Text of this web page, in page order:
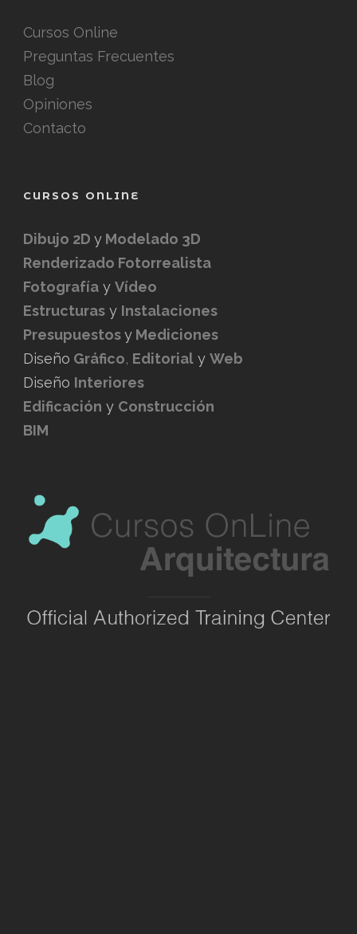
Cursos Online
Preguntas Frecuentes
Blog
Opiniones
Contacto
CURSOS ONLINE
Dibujo 2D y Modelado 3D
Renderizado Fotorrealista
Fotografía y Vídeo
Estructuras y Instalaciones
Presupuestosy Mediciones
Diseño Gráfico, Editorial y Web
Diseño Interiores
Edificación y Construcción
BIM